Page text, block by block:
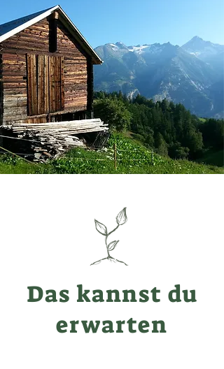
Das kannst du
erwarten